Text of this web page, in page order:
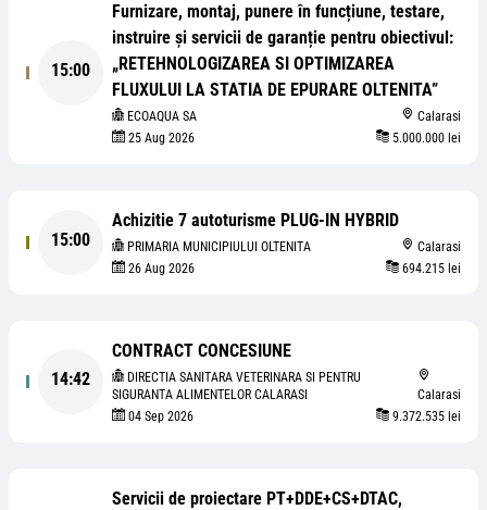
15:00
Furnizare, montaj, punere în funcțiune, testare,
instruire și servicii de garanție pentru obiectivul:
„RETEHNOLOGIZAREA SI OPTIMIZAREA
FLUXULUI LA STATIA DE EPURARE OLTENITA”
ECOAQUA SA
Calarasi
25 Aug 2026
5.000.000 lei
15:00
Achizitie 7 autoturisme PLUG-IN HYBRID
PRIMARIA MUNICIPIULUI OLTENITA
Calarasi
26 Aug 2026
694.215 lei
14:42
CONTRACT CONCESIUNE
DIRECTIA SANITARA VETERINARA SI PENTRU
SIGURANTA ALIMENTELOR CALARASI
Calarasi
04 Sep 2026
9.372.535 lei
Servicii de proiectare PT+DDE+CS+DTAC,